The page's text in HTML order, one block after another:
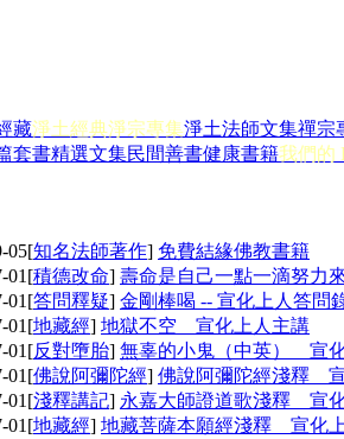
藏淨土經典淨宗專集淨土法師文集禪宗
套書精選文集民間善書健康書籍我們的
05[知名法師著作] 免費結緣佛教書籍
01 [積德改命] 壽命是自己一點一滴努力
01 [答問釋疑] 金剛棒喝 -- 宣化上人答
01 [地藏經] 地獄不空 宣化上人主講
01 [反對墮胎] 無辜的小鬼（中英） 宣
01 [佛說阿彌陀經] 佛說阿彌陀經淺釋
01 [淺釋講記] 永嘉大師證道歌淺釋 宣
01 [地藏經] 地藏菩薩本願經淺釋 宣化